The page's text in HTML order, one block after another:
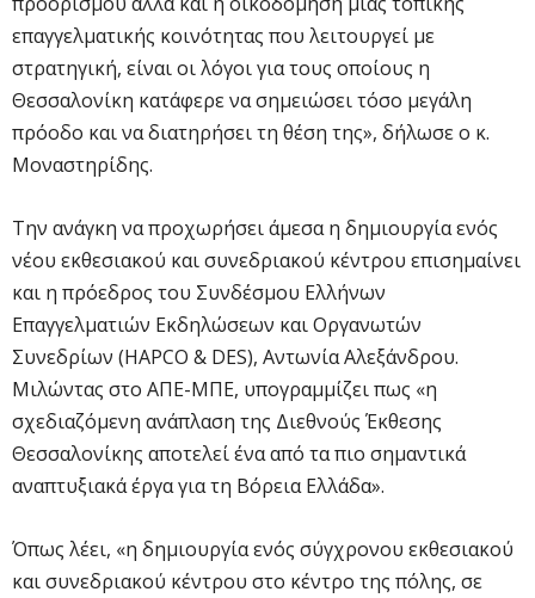
επαγγελματικής κοινότητας που λειτουργεί με
στρατηγική, είναι οι λόγοι για τους οποίους η
Θεσσαλονίκη κατάφερε να σημειώσει τόσο μεγάλη
πρόοδο και να διατηρήσει τη θέση της», δήλωσε ο κ.
Μοναστηρίδης.
Την ανάγκη να προχωρήσει άμεσα η δημιουργία ενός
νέου εκθεσιακού και συνεδριακού κέντρου επισημαίνει
και η πρόεδρος του Συνδέσμου Ελλήνων
Επαγγελματιών Εκδηλώσεων και Οργανωτών
Συνεδρίων (HAPCO & DES), Αντωνία Αλεξάνδρου.
Μιλώντας στο ΑΠΕ-ΜΠΕ, υπογραμμίζει πως «η
σχεδιαζόμενη ανάπλαση της Διεθνούς Έκθεσης
Θεσσαλονίκης αποτελεί ένα από τα πιο σημαντικά
αναπτυξιακά έργα για τη Βόρεια Ελλάδα».
Όπως λέει, «η δημιουργία ενός σύγχρονου εκθεσιακού
και συνεδριακού κέντρου στο κέντρο της πόλης, σε